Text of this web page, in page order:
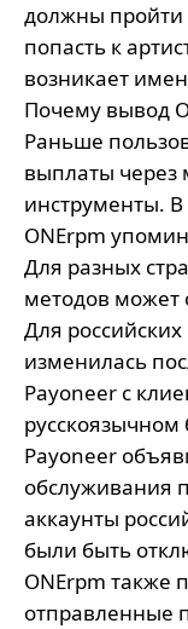
должны пройти
попасть к
возникает
Почему вывод
Раньше
выплаты
инструменты.
ONErpm
Для разных
методов может
Для
изменилась
Payoneer с
русскоязычном
Payoneer
обслуживания
аккаунты
были быть
ONErpm также
отправленные